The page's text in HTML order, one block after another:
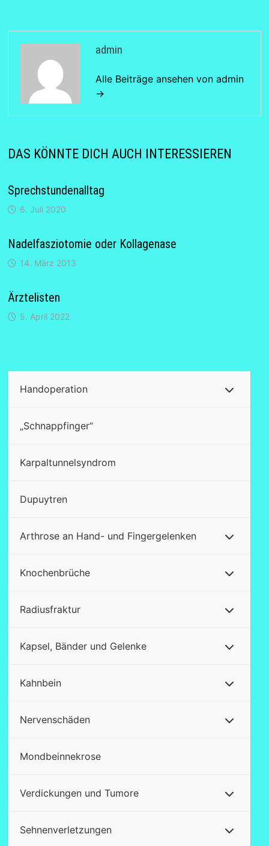
admin
Alle Beiträge ansehen von admin
→
DAS KÖNNTE DICH AUCH INTERESSIEREN
Sprechstundenalltag
6. Juli 2020
Nadelfasziotomie oder Kollagenase
14. März 2013
Ärztelisten
5. April 2022
Handoperation
„Schnappfinger“
Karpaltunnelsyndrom
Dupuytren
Arthrose an Hand- und Fingergelenken
Knochenbrüche
Radiusfraktur
Kapsel, Bänder und Gelenke
Kahnbein
Nervenschäden
Mondbeinnekrose
Verdickungen und Tumore
Sehnenverletzungen